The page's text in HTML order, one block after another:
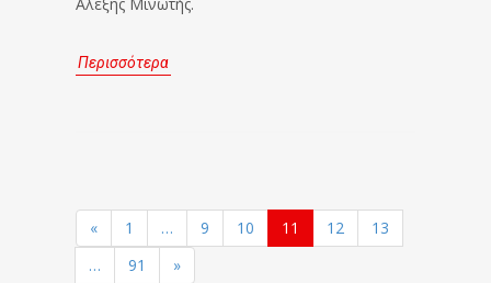
Περισσότερα
« 1 … 9 10 11 12
13
…
91 »